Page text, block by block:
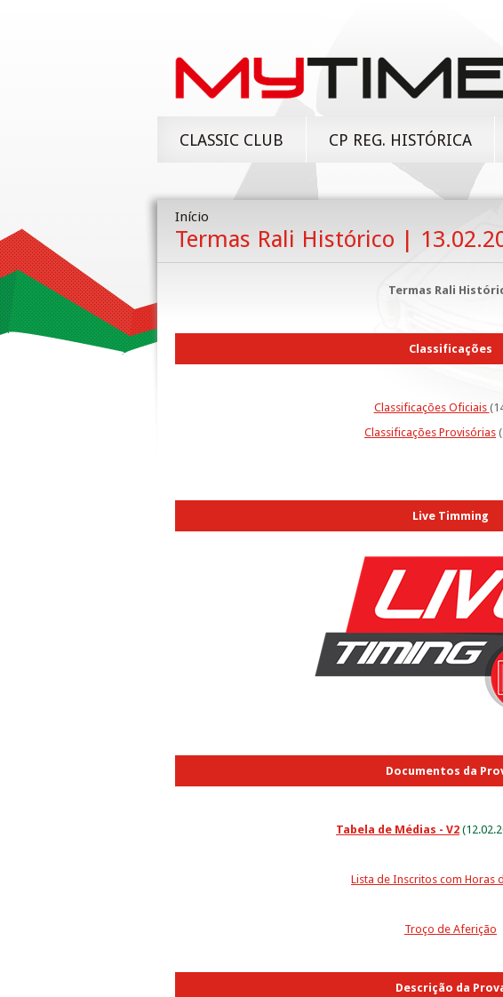
CLASSIC CLUB CP REG. HISTÓRICA
Início
Termas Rali Histórico |
Termas Rali
Classificações
Classificações Oficiais
Classificações Provisórias
Live Timming
Documentos da
Tabela de Médias - V2
Lista de Inscritos com Horas
Troço de Aferição
Descrição da